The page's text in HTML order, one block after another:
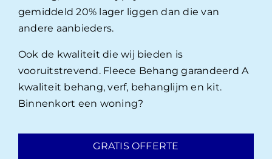
gemiddeld 20% lager liggen dan die van
andere aanbieders.
Ook de kwaliteit die wij bieden is
vooruitstrevend. Fleece Behang garandeerd A
kwaliteit behang, verf, behanglijm en kit.
Binnenkort een woning?
GRATIS OFFERTE